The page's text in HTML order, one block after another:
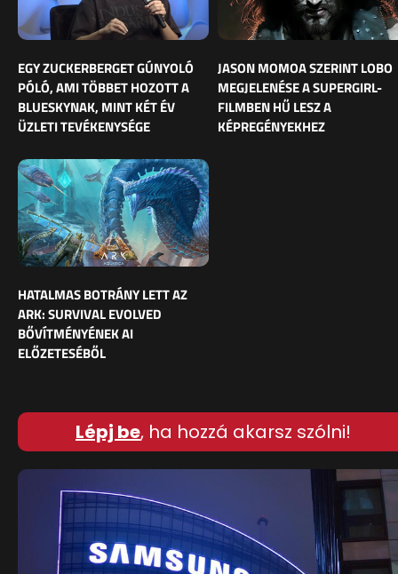
EGY ZUCKERBERGET GÚNYOLÓ
PÓLÓ, AMI TÖBBET HOZOTT A
BLUESKYNAK, MINT KÉT ÉV
ÜZLETI TEVÉKENYSÉGE
JASON MOMOA SZERINT LOBO
MEGJELENÉSE A SUPERGIRL-
FILMBEN HŰ LESZ A
KÉPREGÉNYEKHEZ
HATALMAS BOTRÁNY LETT AZ
ARK: SURVIVAL EVOLVED
BŐVÍTMÉNYÉNEK AI
ELŐZETESÉBŐL
Lépj be, ha hozzá akarsz szólni!